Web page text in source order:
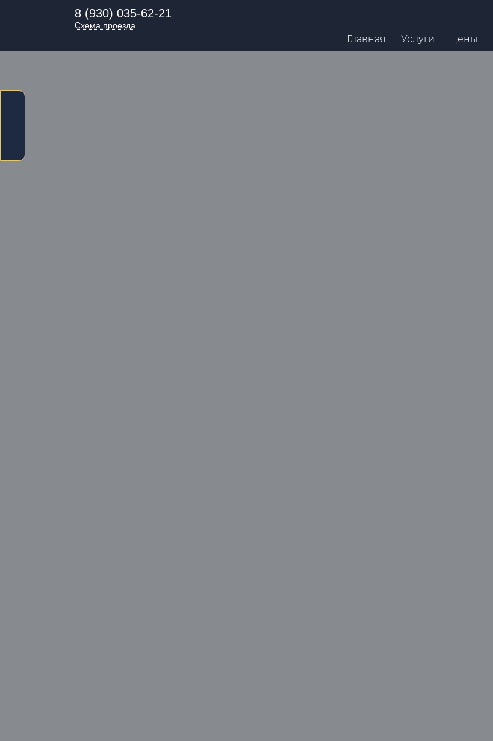
8 (930) 035-62-21
Схема проезда
Главная Услуги Цены